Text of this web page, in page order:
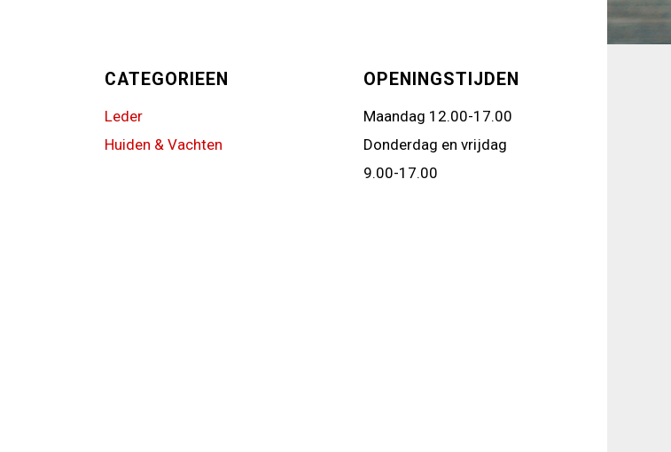
CATEGORIEEN
Leder
Huiden & Vachten
OPENINGSTIJDEN
Maandag 12.00-17.00
Donderdag en vrijdag
9.00-17.00